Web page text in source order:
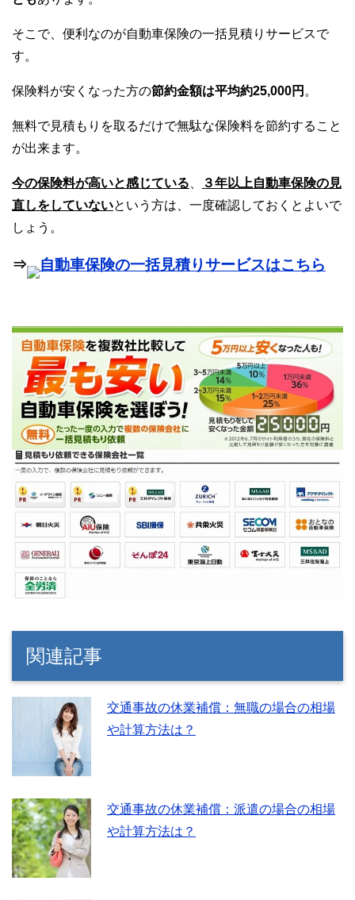
そこで、便利なのが自動車保険の一括見積りサービスで
す。
保険料が安くなった方の節約金額は平均約25,000円 。
無料で見積もりを取るだけで無駄な保険料を節約すること
が出来ます。
今の保険料が高いと感じている
３年以上自動車保険の見
直しをしていないという方は、一度確認しておくとよいで
しょう。
⇒ 自動車保険の一括見積りサービスはこちら
関連記事
交通事故の休業補償：無職の場合の相場
や計算方法は？
交通事故の休業補償：派遣の場合の相場
や計算方法は？